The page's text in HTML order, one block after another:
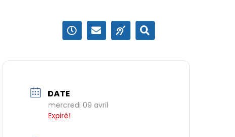
DATE
mercredi 09 avril
Expiré!